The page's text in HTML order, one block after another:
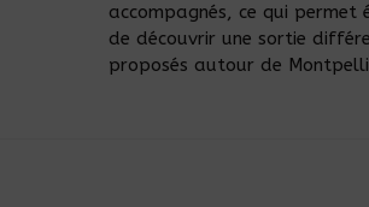
accompagnés, ce qui
de découvrir une sortie
proposés autour de